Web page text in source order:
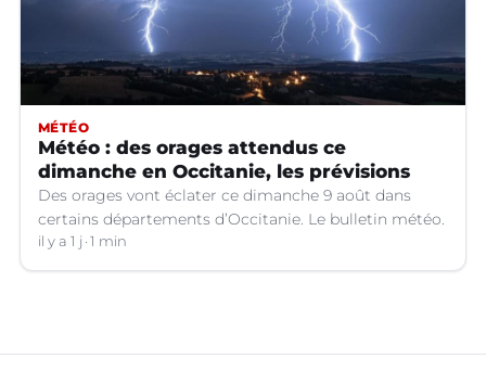
MÉTÉO
Météo : des orages attendus ce
dimanche en Occitanie, les prévisions
Des orages vont éclater ce dimanche 9 août dans
certains départements d’Occitanie. Le bulletin météo.
il y a 1 j 1 min